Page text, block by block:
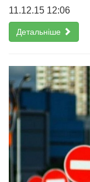
11.12.15 12:06
Детальніше